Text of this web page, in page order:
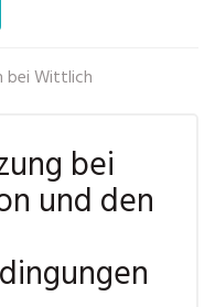
bei Wittlich
bei
und den